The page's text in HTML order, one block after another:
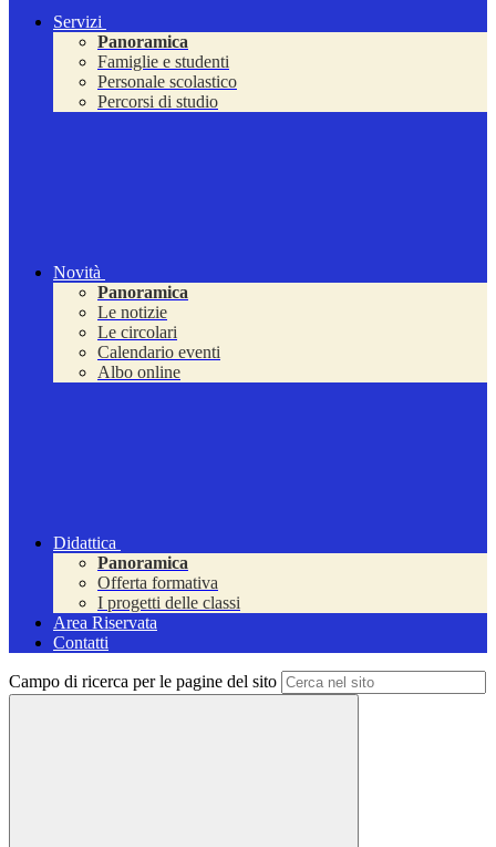
Servizi
Panoramica
Famiglie e studenti
Personale scolastico
Percorsi di studio
Novità
Panoramica
Le notizie
Le circolari
Calendario eventi
Albo online
Didattica
Panoramica
Offerta formativa
I progetti delle classi
Area Riservata
Contatti
Campo di ricerca per le pagine del sito